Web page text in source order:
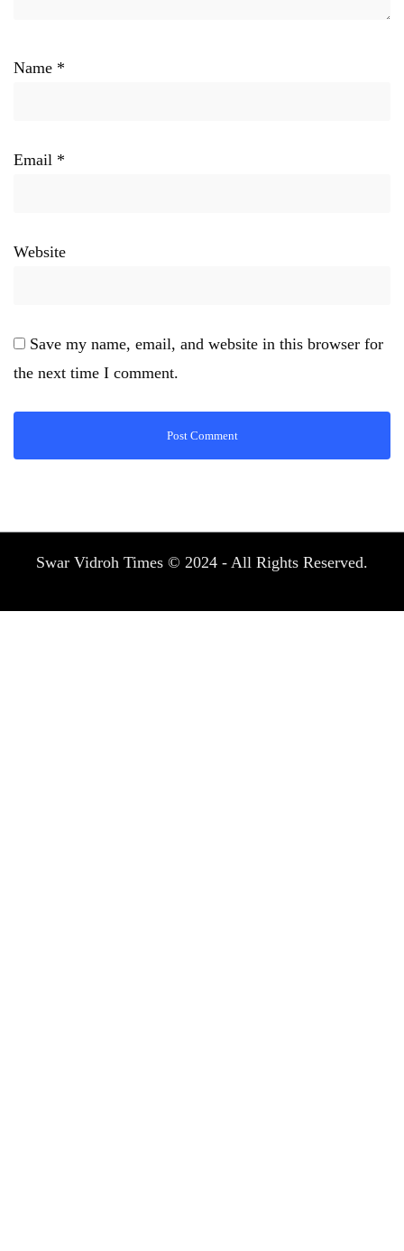
Name *
Email *
Website
Save my name, email, and website in this browser for
the next time I comment.
Swar Vidroh Times © 2024 - All Rights Reserved.